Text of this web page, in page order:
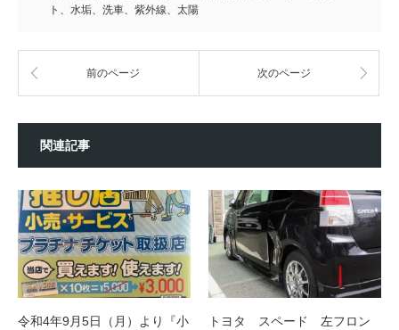
ト、水垢、洗車、紫外線、太陽
前のページ 次のページ
関連記事
令和4年9月5日（月）より『小
トヨタ スペード 左フロン